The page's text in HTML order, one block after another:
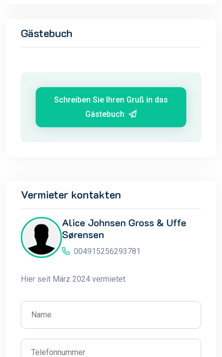
Gästebuch
Schreiben Sie Ihren Gruß in das
Gästebuch
Vermieter kontakten
Alice Johnsen Gross & Uffe
Sørensen
004915256293781
Hier seit März 2024 vermietet